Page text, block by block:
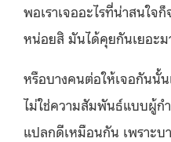
พอเราเจออะไรที่น่าสนใจ
หน่อยสิ มันได้คุยกันเยอะม
หรือบางคนต่อให้เจอกันนั้
ไม่ใช่ความสัมพันธ์แบบผู้ก
แปลกดีเหมือนกัน เพราะบ